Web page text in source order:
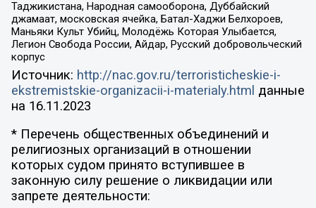
Таджикистана, Народная самооборона, Дуббайский
джамаат, московская ячейка, Батал-Хаджи Белхороев,
Маньяки Культ Убийц, Молодёжь Которая Улыбается,
Легион Свобода России, Айдар, Русский добровольческий
корпус
Источник: http://nac.gov.ru/terroristicheskie-i-
ekstremistskie-organizacii-i-materialy.html данные
на 16.11.2023
* Перечень общественных объединений и
религиозных организаций в отношении
которых судом принято вступившее в
законную силу решение о ликвидации или
запрете деятельности: